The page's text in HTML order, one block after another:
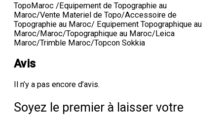
TopoMaroc /Equipement de Topographie au
Maroc/Vente Materiel de Topo/Accessoire de
Topographie au Maroc/ Equipement Topographique au
Maroc/Maroc/Topographique au Maroc/Leica
Maroc/Trimble Maroc/Topcon Sokkia
Avis
Il n’y a pas encore d’avis.
Soyez le premier à laisser votre